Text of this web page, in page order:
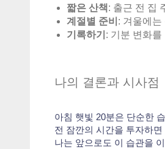
짧은 산책 : 출근 전 집
계절별 준비 : 겨울에는
기록하기 : 기분 변화
나의 결론과 시사점
아침 햇빛 20분은 단순한
전 잠깐의 시간을 투자하
나는 앞으로도 이 습관을